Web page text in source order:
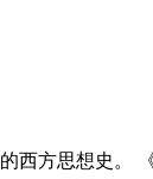
西方思想史。